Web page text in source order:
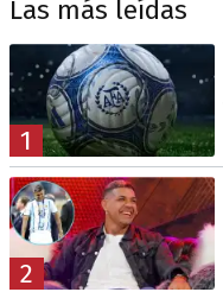
Las más leídas
1
2